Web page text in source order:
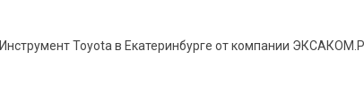
Инструмент Toyota в Екатеринбурге от компании